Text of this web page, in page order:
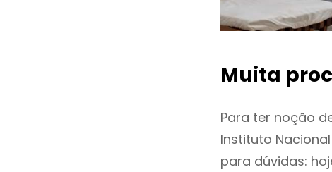
Muita
Para ter noção
Instituto
para dúvidas: